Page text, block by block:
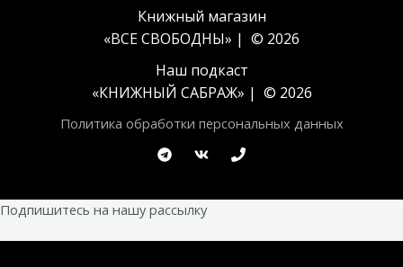
Книжный магазин
«ВСЕ СВОБОДНЫ» | © 2026
Наш подкаст
«КНИЖНЫЙ САБРАЖ» | © 2026
Политика обработки персональных данных
Подпишитесь на нашу рассылку